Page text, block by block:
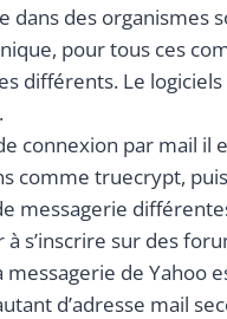
des organismes
pour tous ces
différents. Le logiciels
connexion par mail
comme truecrypt,
messagerie
s’inscrire sur des
de
d’adresse mail